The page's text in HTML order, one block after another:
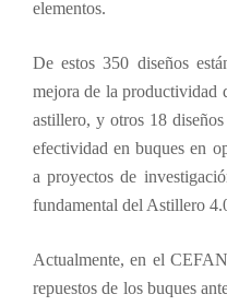
elementos.
De estos 350 diseños
mejora de la productividad
astillero, y otros 18 diseños
efectividad en buques en
a proyectos de
fundamental del Astillero
Actualmente, en el
repuestos de los buques